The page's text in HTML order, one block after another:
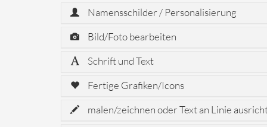
Namensschilder / Personalisierung
Bild/Foto bearbeiten
Schrift und Text
Fertige Grafiken/Icons
malen/zeichnen oder Text an Linie